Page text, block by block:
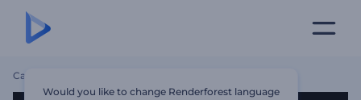
Casa
Would you like to change Renderforest language